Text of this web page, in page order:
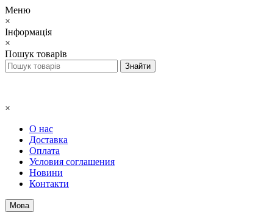
Меню
×
Інформація
×
Пошук товарів
×
О нас
Доставка
Оплата
Условия соглашения
Новини
Контакти
Мова